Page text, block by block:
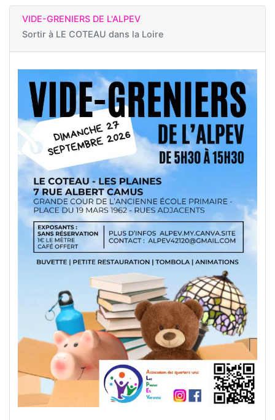
VIDE-GRENIERS DE L'ALPEV
Sortir à LE COTEAU dans la Loire